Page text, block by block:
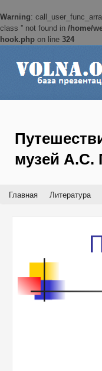
Warning:
class '' not found in /home/
hook.php on line 324
музей А.С.
Главная Литература